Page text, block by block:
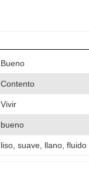
Bueno
Contento
Vivir
bueno
liso, suave, llano, fluido